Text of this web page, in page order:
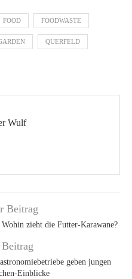
FOOD FOODWASTE
QUERFELD
Wulf
Beitrag
zieht die Futter-Karawane?
geben jungen
Einblicke